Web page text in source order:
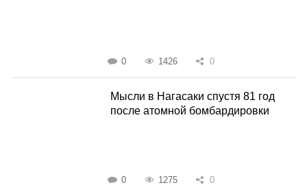
0 1426 0
Мысли в Нагасаки спустя 81 год
после атомной бомбардировки
0 1275 0